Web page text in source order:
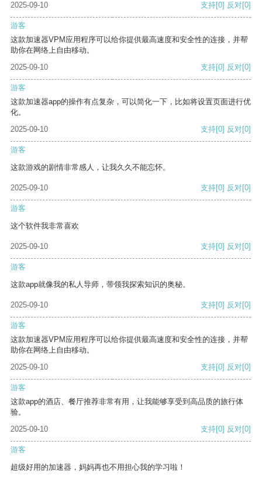
2025-09-10 支持[0] 反对[0]
游客
这款加速器VPM应用程序可以给你提供最高速度和安全性的连接，并帮
助你在网络上自由移动。
2025-09-10
支持[0] 反对[0]
游客
这款加速器app的操作有点复杂，可以简化一下，比如将设置页面进行优
化。
2025-09-10
支持[0] 反对[0]
游客
这款游戏的剧情非常感人，让我久久不能忘怀。
2025-09-10 支持[0] 反对[0]
游客
这个软件我非常喜欢
2025-09-10 支持[0] 反对[0]
游客
这款app就像我的私人导师，带领我探索知识的奥秘。
2025-09-10 支持[0] 反对[0]
游客
这款加速器VPM应用程序可以给你提供最高速度和安全性的连接，并帮
助你在网络上自由移动。
2025-09-10
支持[0] 反对[0]
游客
这款app的酒店、餐厅推荐非常有用，让我能够享受到高品质的旅行体
验。
2025-09-10
支持[0] 反对[0]
游客
超级好用的加速器，妈妈再也不用担心我的学习啦！